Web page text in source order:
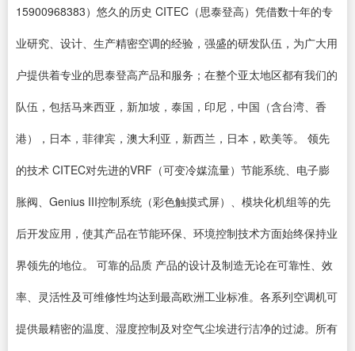
15900968383）悠久的历史 CITEC（思泰登高）凭借数十年的专
业研究、设计、生产精密空调的经验，强盛的研发队伍，为广大用
户提供着专业的思泰登高产品和服务；在整个亚太地区都有我们的
队伍，包括马来西亚，新加坡，泰国，印尼，中国（含台湾、香
港），日本，菲律宾，澳大利亚，新西兰，日本，欧美等。 领先
的技术 CITEC对先进的VRF（可变冷媒流量）节能系统、电子膨
胀阀、Genius III控制系统（彩色触摸式屏）、模块化机组等的先
后开发应用，使其产品在节能环保、环境控制技术方面始终保持业
界领先的地位。 可靠的品质 产品的设计及制造无论在可靠性、效
率、灵活性及可维修性均达到最高欧洲工业标准。各系列空调机可
提供最精密的温度、湿度控制及对空气尘埃进行洁净的过滤。所有